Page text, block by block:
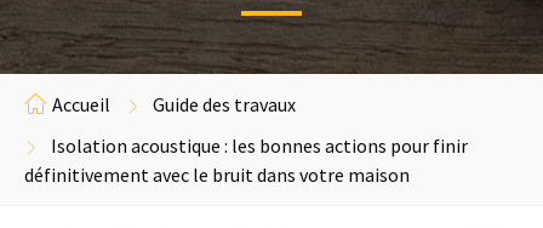
Accueil
Guide des travaux
Isolation acoustique : les bonnes actions pour finir
définitivement avec le bruit dans votre maison